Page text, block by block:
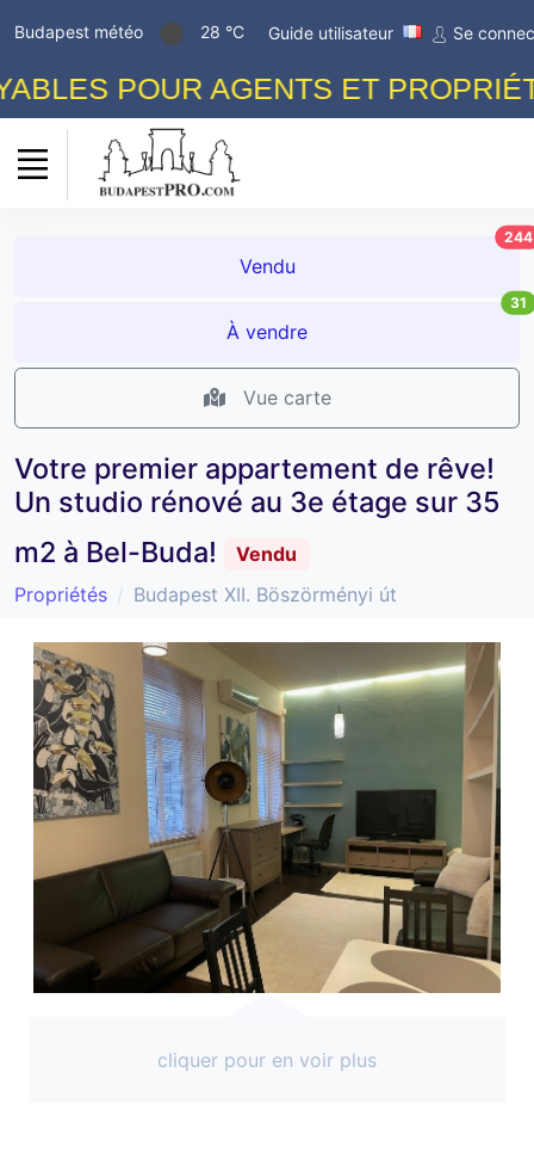
Budapest météo 28 °C Guide utilisateur Se
POUR AGENTS ET
Vendu
244
À vendre
31
Vue carte
Votre premier appartement de rêve!
Un studio rénové au 3e étage sur 35
m2 à Bel-Buda!
Vendu
Propriétés
Budapest XII. Böszörményi út
cliquer pour en voir plus